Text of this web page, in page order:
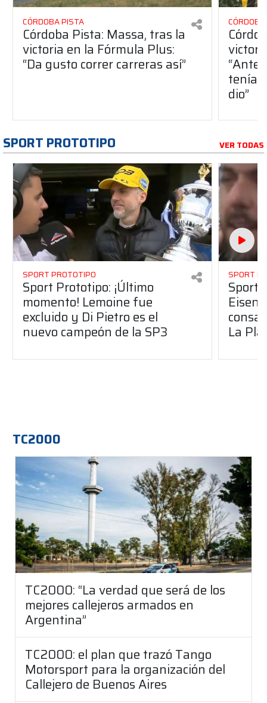
CÓRDOBA PISTA
Córdoba Pista: Massa, tras la
victoria en la Fórmula Plus:
“Da gusto correr carreras así”
dio”
SPORT PROTOTIPO VER TODAS
SPORT PROTOTIPO
Sport Prototipo: ¡Último
momento! Lemoine fue
excluido y Di Pietro es el
nuevo campeón de la SP3
SPORT
Sport
La
TC2000
TC2000: “La verdad que será de los
mejores callejeros armados en
Argentina”
TC2000: el plan que trazó Tango
Motorsport para la organización del
Callejero de Buenos Aires